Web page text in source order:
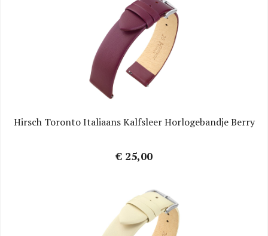
Hirsch Toronto Italiaans Kalfsleer Horlogebandje Berry
€ 25,00